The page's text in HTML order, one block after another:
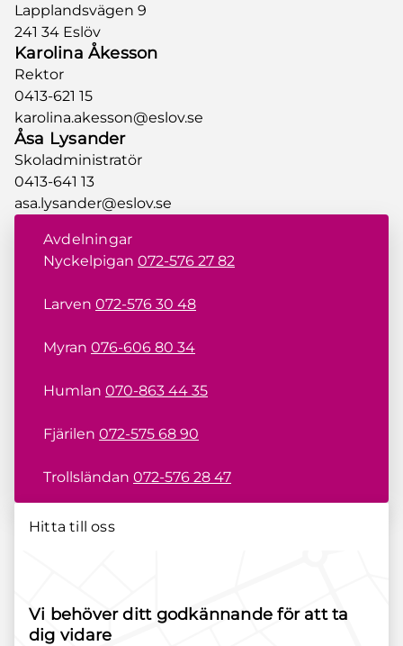
Lapplandsvägen 9
241 34 Eslöv
Karolina Åkesson
Rektor
0413-621 15
karolina.akesson@eslov.se
Åsa Lysander
Skoladministratör
0413-641 13
asa.lysander@eslov.se
Avdelningar
Nyckelpigan 072-576 27 82
Larven 072-576 30 48
Myran 076-606 80 34
Humlan 070-863 44 35
Fjärilen 072-575 68 90
Trollsländan 072-576 28 47
Hitta till oss
Vi behöver ditt godkännande för att ta
dig vidare